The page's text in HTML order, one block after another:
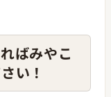
ばみやこ
い！